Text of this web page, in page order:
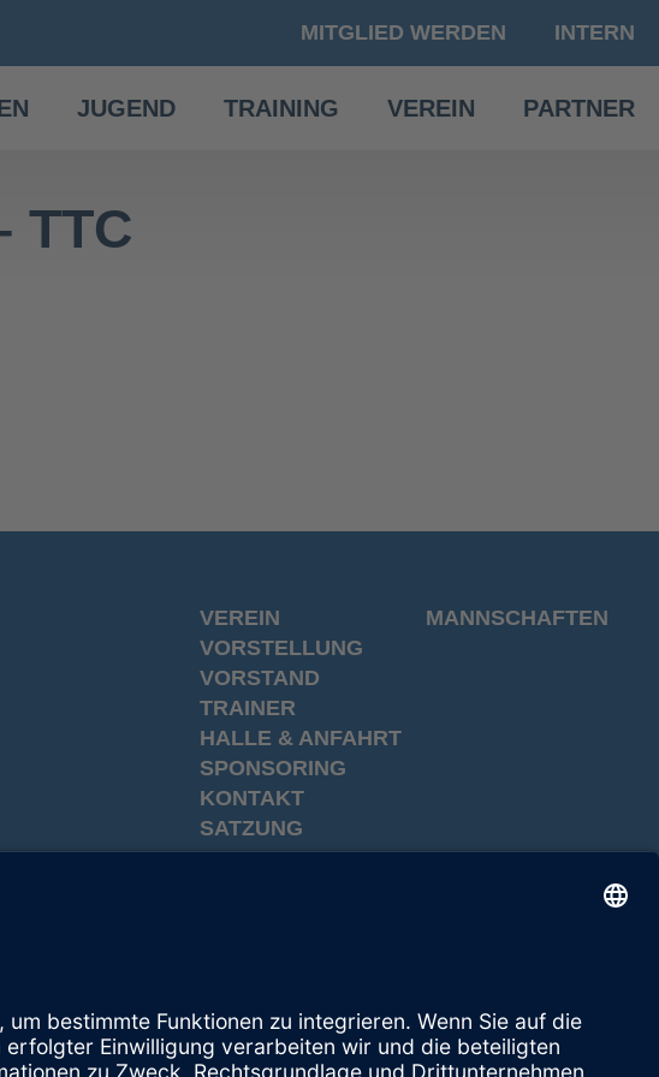
MITGLIED WERDEN INTERN
JUGEND TRAINING VEREIN PARTNER
TTC
VEREIN
VORSTELLUNG
VORSTAND
TRAINER
HALLE & ANFAHRT
SPONSORING
KONTAKT
SATZUNG
MANNSCHAFTEN